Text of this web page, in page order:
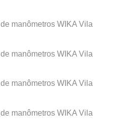
manômetros WIKA Vila
manômetros WIKA Vila
manômetros WIKA Vila
manômetros WIKA Vila